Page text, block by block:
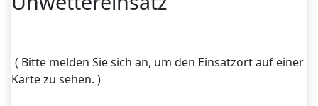
( Bitte melden Sie sich an, um den Einsatzort auf einer
Karte zu sehen. )